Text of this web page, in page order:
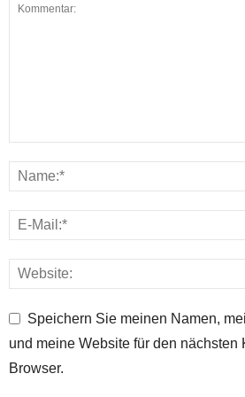
Speichern Sie meinen Namen,
und meine Website für den nächsten
Browser.